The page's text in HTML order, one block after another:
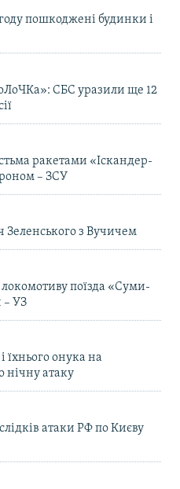
пошкоджені будинки і
СБС уразили ще 12
ракетами «Іскандер-
– ЗСУ
Зеленського з Вучичем
поїзда «Суми-
– УЗ
їхнього онука на
нічну атаку
атаки РФ по Києву